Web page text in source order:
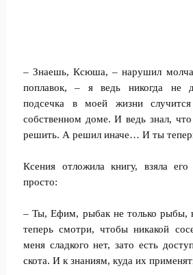
– Знаешь, Ксюша, – нарушил
поплавок, – я ведь никогда не
подсечка в моей жизни
собственном доме. И ведь знал,
решить. А решил иначе… И ты
Ксения отложила книгу, взяла
просто:
– Ты, Ефим, рыбак не только рыбы,
теперь смотри, чтобы никакой
меня сладкого нет, зато есть
скота. И к знаниям, куда их